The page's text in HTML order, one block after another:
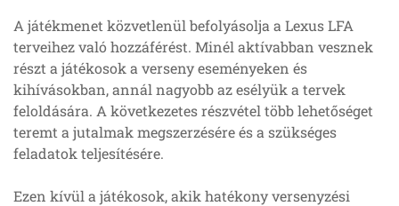
A játékmenet közvetlenül befolyásolja a Lexus LFA
terveihez való hozzáférést. Minél aktívabban vesznek
részt a játékosok a verseny eseményeken és
kihívásokban, annál nagyobb az esélyük a tervek
feloldására. A következetes részvétel több lehetőséget
teremt a jutalmak megszerzésére és a szükséges
feladatok teljesítésére.
Ezen kívül a játékosok, akik hatékony versenyzési